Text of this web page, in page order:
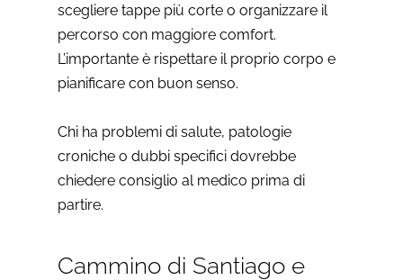
scegliere tappe più corte o organizzare il
percorso con maggiore comfort.
L’importante è rispettare il proprio corpo e
pianificare con buon senso.
Chi ha problemi di salute, patologie
croniche o dubbi specifici dovrebbe
chiedere consiglio al medico prima di
partire.
Cammino di Santiago e